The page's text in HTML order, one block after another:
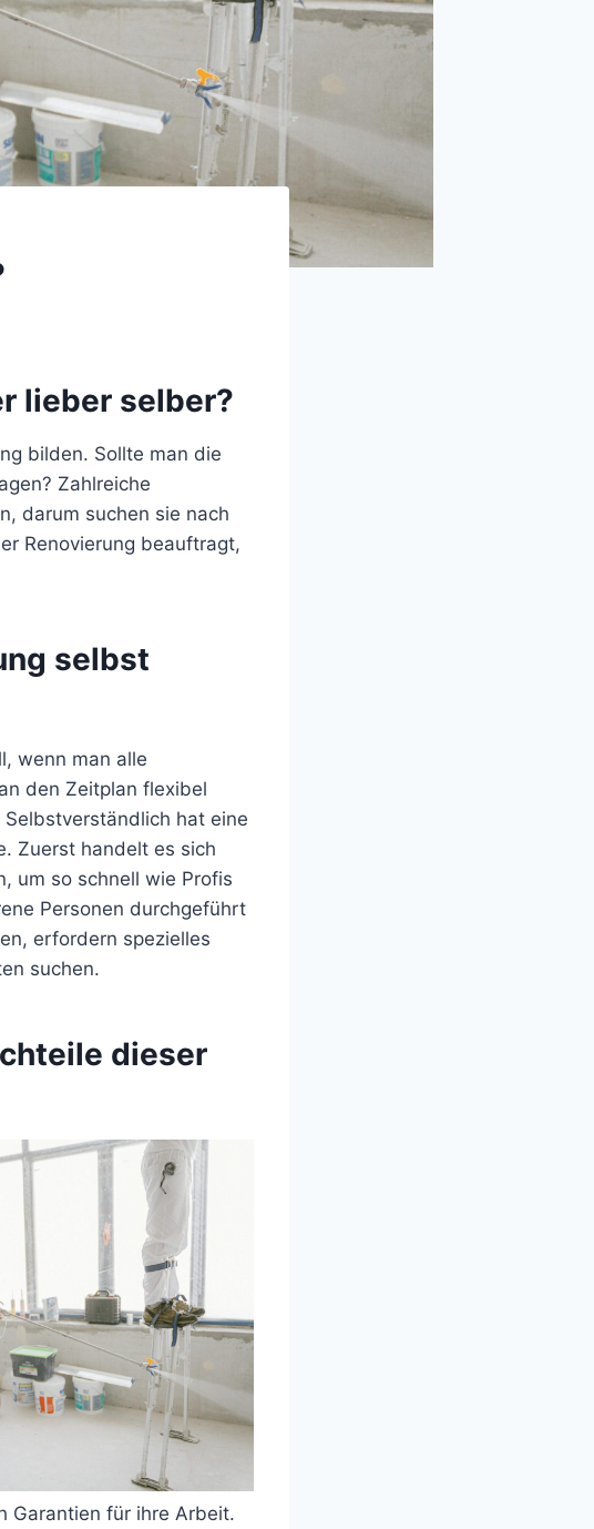
lieber selber?
bilden. Sollte man die
Zahlreiche
darum suchen sie nach
Renovierung beauftragt,
selbst
wenn man alle
den Zeitplan flexibel
hat eine
Zuerst handelt es sich
um so schnell wie Profis
Personen durchgeführt
erfordern spezielles
suchen.
dieser
Garantien für ihre Arbeit.